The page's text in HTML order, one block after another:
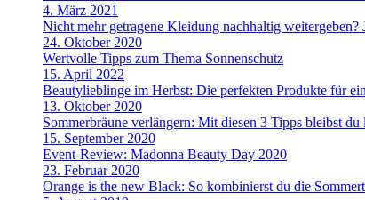
4. März 2021
Nicht mehr getragene Kleidung nachhaltig weitergeben?
24. Oktober 2020
Wertvolle Tipps zum Thema Sonnenschutz
15. April 2022
Beautylieblinge im Herbst: Die perfekten Produkte für
13. Oktober 2020
Sommerbräune verlängern: Mit diesen 3 Tipps bleibst du
15. September 2020
Event-Review: Madonna Beauty Day 2020
23. Februar 2020
Orange is the new Black: So kombinierst du die